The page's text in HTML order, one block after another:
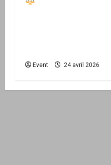
Event 24 avril 2026